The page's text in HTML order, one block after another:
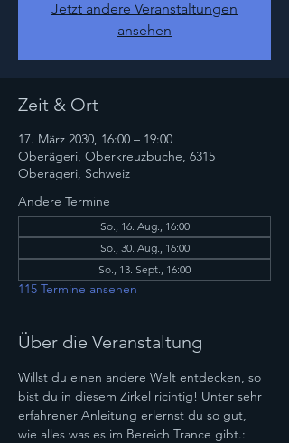
Jetzt andere Veranstaltungen
ansehen
Zeit & Ort
17. März 2030, 16:00 – 19:00
Oberägeri, Oberkreuzbuche, 6315
Oberägeri, Schweiz
Andere Termine
So., 16. Aug., 16:00
So., 30. Aug., 16:00
So., 13. Sept., 16:00
115 Termine ansehen
Über die Veranstaltung
Willst du einen andere Welt entdecken, so
bist du in diesem Zirkel ricihtig! Unter sehr
erfahrener Anleitung erlernst du so gut,
wie alles was es im Bereich Trance gibt.: